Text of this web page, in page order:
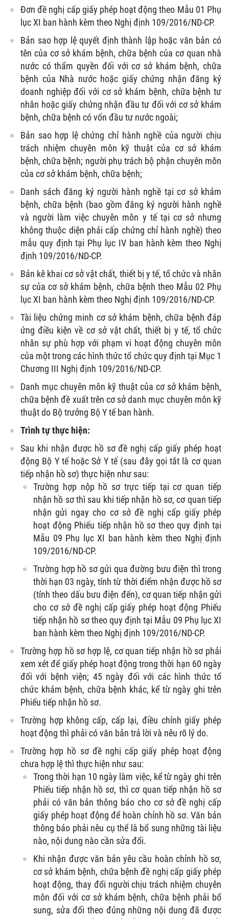
Đơn đề nghị cấp giấy phép hoạt động theo Mẫu 01 Phụ
lục XI ban hành kèm theo Nghị định 109/2016/ND-CP.
Bản sao hợp lệ quyết định thành lập hoặc văn bản có
tên của cơ sở khám bệnh, chữa bệnh của cơ quan nhà
nước có thẩm quyền đối với cơ sở khám bệnh, chữa
bệnh của Nhà nước hoặc giấy chứng nhận đăng ký
doanh nghiệp đối với cơ sở khám bệnh, chữa bệnh tư
nhân hoặc giấy chứng nhận đầu tư đối với cơ sở khám
bệnh, chữa bệnh có vốn đầu tư nước ngoài;
Bản sao hợp lệ chứng chỉ hành nghề của người chịu
trách nhiệm chuyên môn kỹ thuật của cơ sở khám
bệnh, chữa bệnh; người phụ trách bộ phận chuyên môn
của cơ sở khám bệnh, chữa bệnh;
Danh sách đăng ký người hành nghề tại cơ sở khám
bệnh, chữa bệnh (bao gồm đăng ký người hành nghề
và người làm việc chuyên môn y tế tại cơ sở nhưng
không thuộc diện phải cấp chứng chỉ hành nghề) theo
mẫu quy định tại Phụ lục IV ban hành kèm theo Nghị
định 109/2016/ND-CP.
Bản kê khai cơ sở vật chất, thiết bị y tế, tổ chức và nhân
sự của cơ sở khám bệnh, chữa bệnh theo Mẫu 02 Phụ
lục XI ban hành kèm theo Nghị định 109/2016/ND-CP.
Tài liệu chứng minh cơ sở khám bệnh, chữa bệnh đáp
ứng điều kiện về cơ sở vật chất, thiết bị y tế, tổ chức
nhân sự phù hợp với phạm vi hoạt động chuyên môn
của một trong các hình thức tổ chức quy định tại Mục 1
Chương III Nghị định 109/2016/ND-CP.
Danh mục chuyên môn kỹ thuật của cơ sở khám bệnh,
chữa bệnh đề xuất trên cơ sở danh mục chuyên môn kỹ
thuật do Bộ trưởng Bộ Y tế ban hành.
Trình tự thực hiện:
Sau khi nhận được hồ sơ đề nghị cấp giấy phép hoạt
động Bộ Y tế hoặc Sở Y tế (sau đây gọi tắt là cơ quan
tiếp nhận hồ sơ) thực hiện như sau:
Trường hợp nộp hồ sơ trực tiếp tại cơ quan tiếp
nhận hồ sơ thì sau khi tiếp nhận hồ sơ, cơ quan tiếp
nhận gửi ngay cho cơ sở đề nghị cấp giấy phép
hoạt động Phiếu tiếp nhận hồ sơ theo quy định tại
Mẫu 09 Phụ lục XI ban hành kèm theo Nghị định
109/2016/ND-CP.
Trường hợp hồ sơ gửi qua đường bưu điện thì trong
thời hạn 03 ngày, tính từ thời điểm nhận được hồ sơ
(tính theo dấu bưu điện đến), cơ quan tiếp nhận gửi
cho cơ sở đề nghị cấp giấy phép hoạt động Phiếu
tiếp nhận hồ sơ theo quy định tại Mẫu 09 Phụ lục XI
ban hành kèm theo Nghị định 109/2016/ND-CP.
Trường hợp hồ sơ hợp lệ, cơ quan tiếp nhận hồ sơ phải
xem xét để giấy phép hoạt động trong thời hạn 60 ngày
đối với bệnh viện; 45 ngày đối với các hình thức tổ
chức khám bệnh, chữa bệnh khác, kể từ ngày ghi trên
Phiếu tiếp nhận hồ sơ.
Trường hợp không cấp, cấp lại, điều chỉnh giấy phép
hoạt động thì phải có văn bản trả lời và nêu rõ lý do.
Trường hợp hồ sơ đề nghị cấp giấy phép hoạt động
chưa hợp lệ thì thực hiện như sau:
Trong thời hạn 10 ngày làm việc, kể từ ngày ghi trên
Phiếu tiếp nhận hồ sơ, thì cơ quan tiếp nhận hồ sơ
phải có văn bản thông báo cho cơ sở đề nghị cấp
giấy phép hoạt động để hoàn chỉnh hồ sơ. Văn bản
thông báo phải nêu cụ thể là bổ sung những tài liệu
nào, nội dung nào cần sửa đổi.
Khi nhận được văn bản yêu cầu hoàn chỉnh hồ sơ,
cơ sở khám bệnh, chữa bệnh đề nghị cấp giấy phép
hoạt động, thay đổi người chịu trách nhiệm chuyên
môn đối với cơ sở khám bệnh, chữa bệnh phải bổ
sung, sửa đổi theo đúng những nội dung đã được